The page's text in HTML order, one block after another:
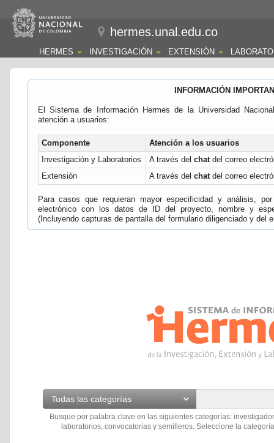
hermes.unal.edu.co
HERMES INVESTIGACIÓN EXTENSIÓN
INFORMACIÓN
El Sistema de Información Hermes de la Universidad
atención a usuarios:
Componente
Atención a los usuarios
Investigación y Laboratorios
A través del chatdel correo
Extensión
A través del chatdel correo
Para casos que requieran mayor especificidad y análisis,
electrónico con los datos de ID del proyecto, nombre y
(Incluyendo capturas de pantalla del formulario diligenciado y del
Todas las categorías
Busque por palabra clave en las siguientes categorías:
laboratorios, convocatorias y semilleros. Seleccione la